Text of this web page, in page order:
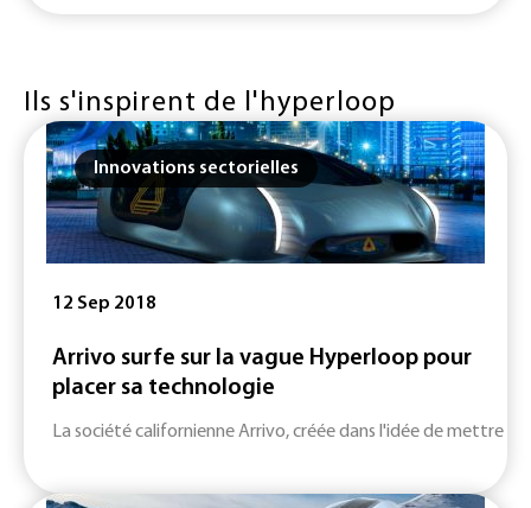
Ils s'inspirent de l'hyperloop
Innovations sectorielles
12 Sep 2018
Arrivo surfe sur la vague Hyperloop pour
placer sa technologie
La société californienne Arrivo, créée dans l'idée de mettre